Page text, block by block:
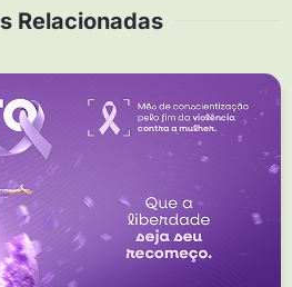
Relacionadas